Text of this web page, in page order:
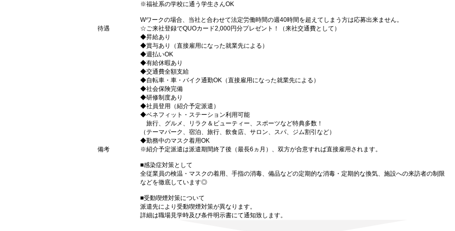
※福祉系の学校に通う学生さんOK
Wワークの場合、当社と合わせて法定労働時間の週40時間を超えてしまう方は応募出来ません。
待遇
☆ご来社登録でQUOカード2,000円分プレゼント！（来社交通費として）
◆昇給あり
◆賞与あり（直接雇用になった就業先による）
◆週払いOK
◆有給休暇あり
◆交通費全額支給
◆自転車・車・バイク通勤OK（直接雇用になった就業先による）
◆社会保険完備
◆研修制度あり
◆社員登用（紹介予定派遣）
◆ベネフィット・ステーション利用可能
旅行、グルメ、リラク＆ビューティー、スポーツなど特典多数！
（テーマパーク、宿泊、旅行、飲食店、サロン、スパ、ジム割引など）
◆勤務中のマスク着用OK
備考
※紹介予定派遣は派遣期間終了後（最長6ヵ月）、双方が合意すれば直接雇用されます。
■感染症対策として
全従業員の検温・マスクの着用、手指の消毒、備品などの定期的な消毒・定期的な換気、施設への来訪者の制限
などを徹底しています◎
■受動喫煙対策について
派遣先により受動喫煙対策が異なります。
詳細は職場見学時及び条件明示書にて通知致します。